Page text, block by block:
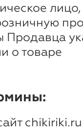
лицо,
Продавца
о товаре
chikiriki.ru